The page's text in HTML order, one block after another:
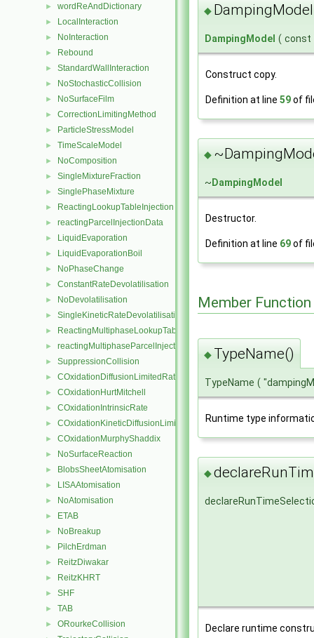
► wordReAndDictionary
► LocalInteraction
► NoInteraction
► Rebound
► StandardWallInteraction
► NoStochasticCollision
► NoSurfaceFilm
► CorrectionLimitingMethod
► ParticleStressModel
► TimeScaleModel
► NoComposition
► SingleMixtureFraction
► SinglePhaseMixture
► ReactingLookupTableInjection
► reactingParcelInjectionData
► LiquidEvaporation
► LiquidEvaporationBoil
► NoPhaseChange
► ConstantRateDevolatilisation
► NoDevolatilisation
► SingleKineticRateDevolatilisation
► ReactingMultiphaseLookupTableInjection
► reactingMultiphaseParcelInjectionData
► SuppressionCollision
► COxidationDiffusionLimitedRate
► COxidationHurtMitchell
► COxidationIntrinsicRate
► COxidationKineticDiffusionLimitedRate
► COxidationMurphyShaddix
► NoSurfaceReaction
► BlobsSheetAtomisation
► LISAAtomisation
► NoAtomisation
► ETAB
► NoBreakup
► PilchErdman
► ReitzDiwakar
► ReitzKHRT
► SHF
► TAB
► ORourkeCollision
◆
DampingModel ( const
Construct copy.
Definition at line 59of
◆
~ DampingModel
Destructor.
Definition at line 69of
Member
◆ TypeName()
TypeName (
Runtime type
◆
Declare runtime